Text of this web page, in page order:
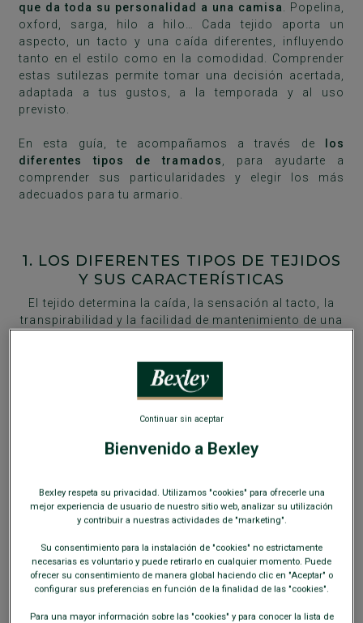
que da toda su personalidad a una camisa
. Popelina,
oxford, sarga, hilo a hilo… Cada tejido aporta un
aspecto, un tacto y una caída diferentes, influyendo
tanto en el estilo como en la comodidad. Comprender
estas sutilezas permite tomar una decisión acertada,
adaptada a tus gustos, a la temporada y al uso
previsto.
En esta guía, te acompañamos a través de
los
diferentes tipos de tramados
, para ayudarte a
comprender sus particularidades y elegir los más
adecuados para tu armario.
1. LOS DIFERENTES TIPOS DE TEJIDOS
Y SUS CARACTERÍSTICAS
El tejido determina la caída, la sensación al tacto, la
transpirabilidad y la facilidad de mantenimiento de una
POPELINA
Bienvenido a Bexley
Bexley respeta su privacidad. Utilizamos "cookies" para ofrecerle una
mejor experiencia de usuario de nuestro sitio web, analizar su utilización
y contribuir a nuestras actividades de "marketing".
Su consentimiento para la instalación de "cookies" no estrictamente
necesarias es voluntario y puede retirarlo en cualquier momento. Puede
ofrecer su consentimiento de manera global haciendo clic en "Aceptar" o
configurar sus preferencias en función de la finalidad de las "cookies".
Para una mayor información sobre las "cookies" y para conocer la lista de
Continuar sin aceptar